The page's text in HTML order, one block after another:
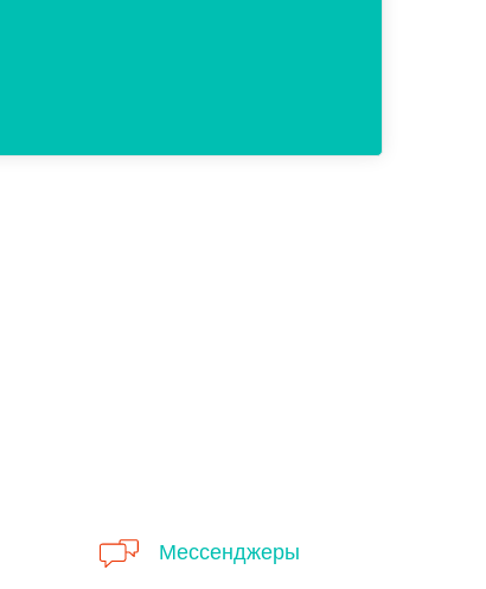
Мессенджеры